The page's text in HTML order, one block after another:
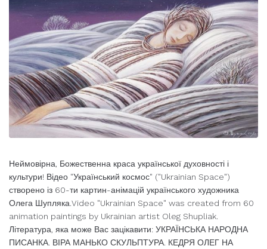
Неймовірна, Божественна краса української духовності і
культури! Відео "Український космос" ("Ukrainian Space")
створено із 60-ти картин-анімацій українського художника
Олега Шупляка.Video "Ukrainian Space" was created from 60
animation paintings by Ukrainian artist Oleg Shupliak.
Література, яка може Вас зацікавити: УКРАЇНСЬКА НАРОДНА
ПИСАНКА. ВІРА МАНЬКО СКУЛЬПТУРА. КЕДРЯ ОЛЕГ НА